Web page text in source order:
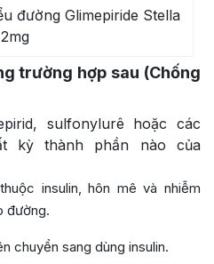
đường Glimepiride Stella
2mg
trường hợp sau (Chống
sulfonylurê hoặc các
kỳ thành phần nào của
insulin, hôn mê và nhiễm
đường.
chuyển sang dùng insulin.